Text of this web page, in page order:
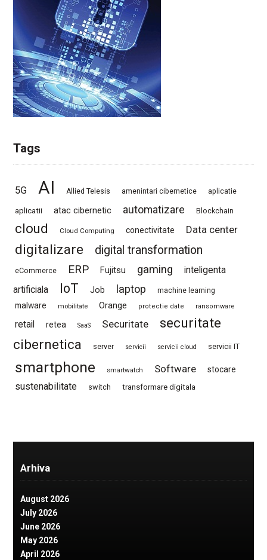
Tags
5G AI Allied Telesis amenintari cibernetice aplicatie
aplicatii atac cibernetic automatizare Blockchain
cloud Cloud Computing conectivitate Data center
digitalizare digital transformation
eCommerce ERP Fujitsu gaming
inteligenta
artificiala
IoT Job laptop machine learning
malware mobilitate Orange protectie date ransomware
retail retea SaaS Securitate
securitate
cibernetica
server servicii servicii cloud servicii IT
smartphone smartwatch Software stocare
sustenabilitate switch transformare digitala
Arhiva
August 2026
July 2026
June 2026
May 2026
April 2026